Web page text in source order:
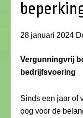
28 januari 2024
Vergunningvrij
bedrijfsvoering
Sinds een jaar of
oog voor de